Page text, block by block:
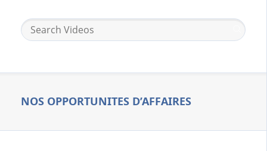
NOS OPPORTUNITES D’AFFAIRES